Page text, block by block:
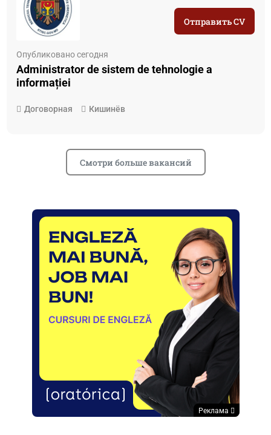
Опубликовано сегодня
Administrator de sistem de tehnologie a
informației
Договорная Кишинёв
Отправить CV
Смотри больше вакансий
Реклама